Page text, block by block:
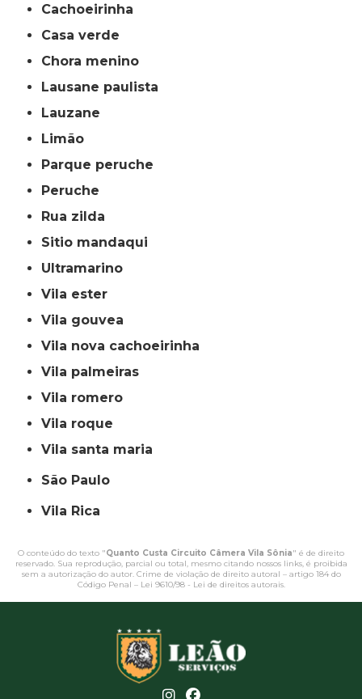
cachoeirinha
casa verde
chora menino
lausane paulista
lauzane
limão
parque peruche
peruche
rua zilda
sitio mandaqui
ultramarino
vila ester
vila gouvea
vila nova cachoeirinha
vila palmeiras
vila romero
vila roque
vila santa maria
São Paulo
Vila Rica
O conteúdo do texto "Quanto Custa Circuito Câmera Vila Sônia" é de direito
reservado. Sua reprodução, parcial ou total, mesmo citando nossos links, é proibida
sem a autorização do autor. Crime de violação de direito autoral – artigo 184 do
Código Penal – Lei 9610/98 - Lei de direitos autorais.